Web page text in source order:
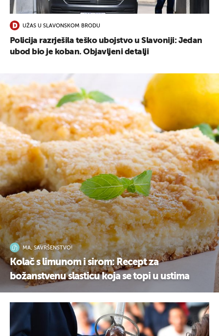
UŽAS U SLAVONSKOM BRODU
Policija razrješila teško ubojstvo u Slavoniji: Jedan
ubod bio je koban. Objavljeni detalji
MA, SAVRŠENSTVO!
Kolač s limunom i sirom: Recept za
božanstvenu slasticu koja se topi u ustima